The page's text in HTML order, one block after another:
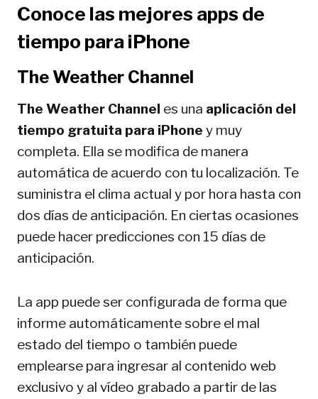
Conoce las mejores apps de
tiempo para iPhone
The Weather Channel
The Weather Channel es una aplicación del
tiempo gratuita para iPhone y muy
completa. Ella se modifica de manera
automática de acuerdo con tu localización. Te
suministra el clima actual y por hora hasta con
dos días de anticipación. En ciertas ocasiones
puede hacer predicciones con 15 días de
anticipación.
La app puede ser configurada de forma que
informe automáticamente sobre el mal
estado del tiempo o también puede
emplearse para ingresar al contenido web
exclusivo y al vídeo grabado a partir de las